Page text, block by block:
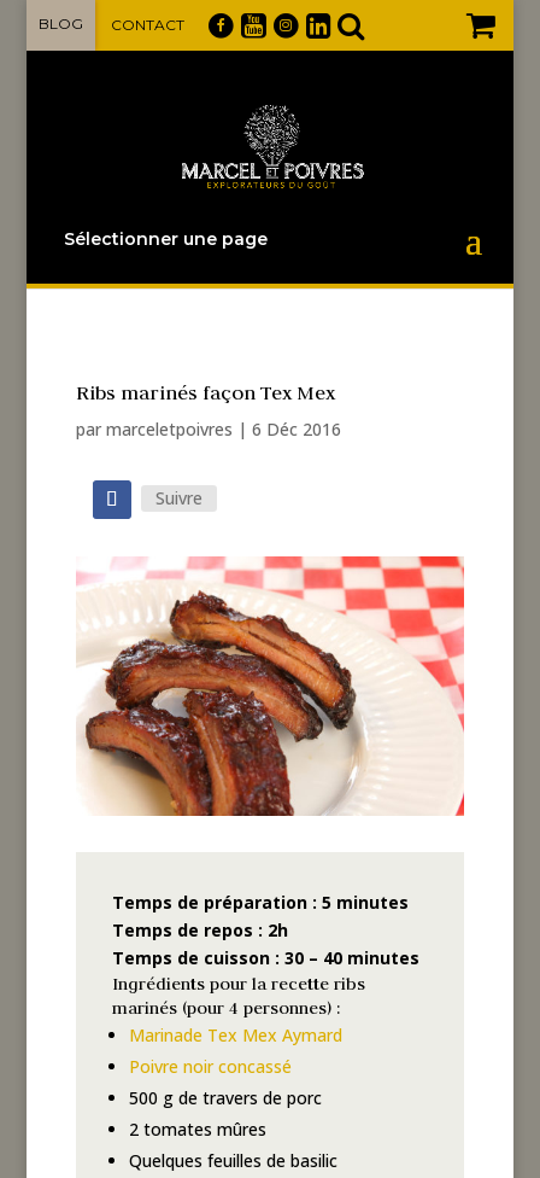
BLOG CONTACT
Sélectionner une page
Ribs marinés façon Tex Mex
par marceletpoivres | 6 Déc 2016
Suivre
Temps de préparation : 5 minutes
Temps de repos : 2h
Temps de cuisson : 30 – 40 minutes
Ingrédients pour la recette ribs
marinés (pour 4 personnes) :
Marinade Tex Mex Aymard
Poivre noir concassé
500 g de travers de porc
2 tomates mûres
Quelques feuilles de basilic